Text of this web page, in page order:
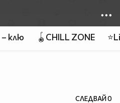
– клю 🪀CHILL ZONE
СЛЕДВАЙ0